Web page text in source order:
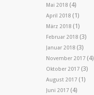
Mai 2018 (4)
April 2018 (1)
März 2018 (1)
Februar 2018 (3)
Januar 2018 (3)
November 2017 (4)
Oktober 2017 (3)
August 2017 (1)
Juni 2017 (4)